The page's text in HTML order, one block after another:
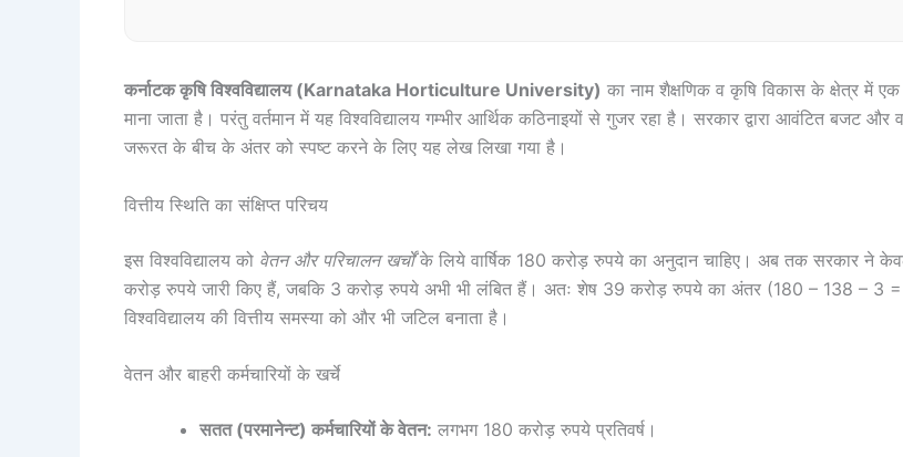
कर्नाटक कृषि विश्वविद्यालय (Karnataka Horticulture University) का नाम शैक्षणिक व कृषि विकास के क्षेत्र में
माना जाता है। परंतु वर्तमान में यह विश्वविद्यालय गम्भीर आर्थिक कठिनाइयों से गुजर रहा है। सरकार द्वारा आवंटित बजट और
जरूरत के बीच के अंतर को स्पष्ट करने के लिए यह लेख लिखा गया है।
वित्तीय स्थिति का संक्षिप्त परिचय
इस विश्वविद्यालय को वेतन और परिचालन खर्चोंके लिये वार्षिक 180 करोड़ रुपये का अनुदान चाहिए। अब तक सरकार ने
करोड़ रुपये जारी किए हैं, जबकि 3 करोड़ रुपये अभी भी लंबित हैं। अतः शेष 39 करोड़ रुपये का अंतर (180 – 138 – 3
विश्वविद्यालय की वित्तीय समस्या को और भी जटिल बनाता है।
वेतन और बाहरी कर्मचारियों के खर्चे
सतत (परमानेन्ट) कर्मचारियों के वेतन: लगभग 180 करोड़ रुपये प्रतिवर्ष।